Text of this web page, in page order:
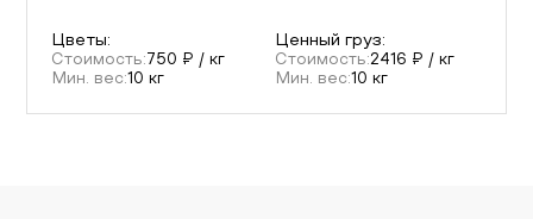
Цветы:
Стоимость: 750 ₽ / кг
Мин. вес:10 кг
Ценный груз:
Стоимость:2416 ₽ / кг
Мин. вес:10 кг